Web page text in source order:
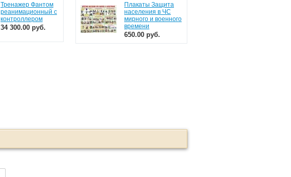
Тренажер Фантом
реанимационный с
контроллером
34 300.00 руб.
Плакаты Защита
населения в ЧС
мирного и военного
времени
650.00 руб.